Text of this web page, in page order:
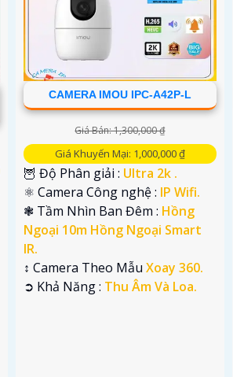
CAMERA IMOU IPC-A42P-L
Giá Bán: 1,300,000 ₫
Giá Khuyến Mại: 1,000,000 ₫
🦉 Độ Phân giải : Ultra 2k .
⚛️ Camera Công nghệ : IP Wifi.
❃ Tầm Nhìn Ban Đêm : Hồng
Ngoại 10m Hồng Ngoại Smart
IR.
↕️ Camera Theo Mẫu Xoay 360.
️➲ Khả Năng : Thu Âm Và Loa.